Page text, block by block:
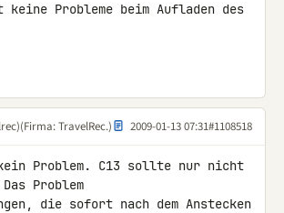
Probleme beim Aufladen des
(Firma: TravelRec.) 2009-01-13 07:31#1108518
Problem. C13 sollte nur nicht
Problem
die sofort nach dem Anstecken